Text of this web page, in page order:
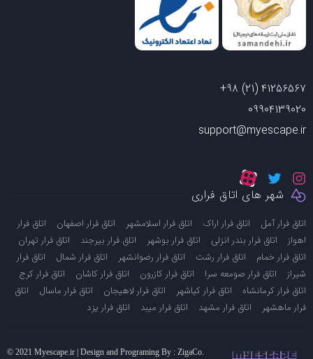
+98 (21) 41256567
09904139020
support@myescape.ir
شهر های اتاق فراری
اتاق فرار آمل- اتاق فرار اراک- اتاق فرار اسلامشهر- اتاق فرار اصفهان-
اتاق فرار
اهواز- اتاق فرار بندر انزلی- اتاق فرار بوشهر- اتاق فرار بیرجند- اتاق فرار تهران-
اتاق فرار خمام- اتاق فرار رشت- اتاق فرار رضوانشهر- اتاق فرار شمال-
اتاق فرار
شیراز- اتاق فرار صومعه سرا- اتاق فرار کازرون- اتاق فرار کاشان- اتاق فرار کرج-
اتاق فرار کرمانشاه- اتاق فرار کیاشهر- اتاق فرار لاهیجان- اتاق فرار ماسال-
اتاق
فرار ماهشهر- اتاق فرار مشهد- اتاق فرار میبد- اتاق فرار یزد-
© 2021 Myescape.ir | Design and Programing By : ZigaCo.